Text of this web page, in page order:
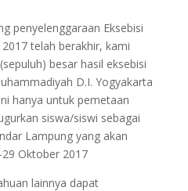
penyelenggaraan Eksebisi
telah berakhir, kami
besar hasil eksebisi
D.I. Yogyakarta
hanya untuk pemetaan
siswa/siswi sebagai
Lampung yang akan
Oktober 2017
lainnya dapat